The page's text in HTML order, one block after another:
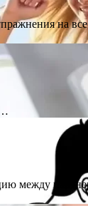
на
между